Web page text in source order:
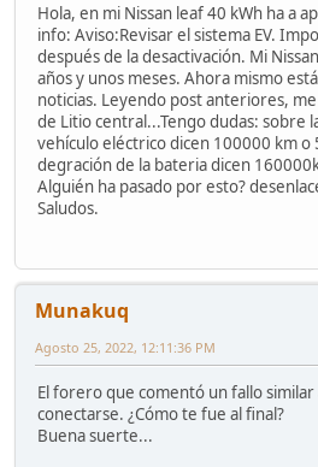
Hola, en mi Nissan leaf 40 kWh ha a
info: Aviso:Revisar el sistema EV.
después de la desactivación. Mi
años y unos meses. Ahora mismo
noticias. Leyendo post anteriores,
de Litio central...Tengo dudas: sobre
vehículo eléctrico dicen 100000 km o
degración de la bateria dicen
Alguién ha pasado por esto?
Saludos.
Munakuq
Agosto 25, 2022, 12:11:36 PM
El forero que comentó un fallo
conectarse. ¿Cómo te fue al final?
Buena suerte...